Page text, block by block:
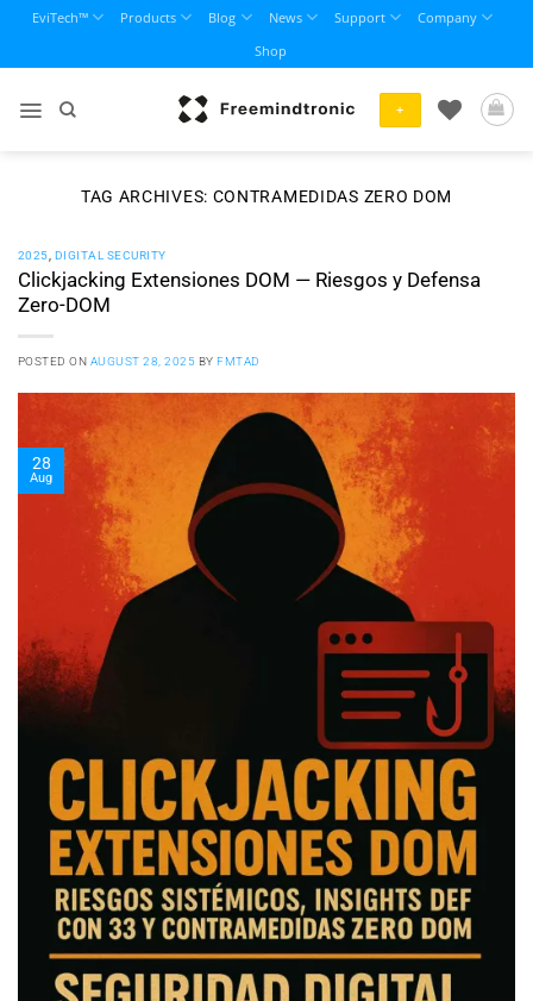
content
EviTech™ Products Blog News Support
Company
Shop
+
TAG ARCHIVES: CONTRAMEDIDAS ZERO DOM
2025 DIGITAL SECURITY
Clickjacking Extensiones DOM — Riesgos y Defensa
Zero-DOM
POSTED ON AUGUST 28, 2025 BYFMTAD
28
Aug